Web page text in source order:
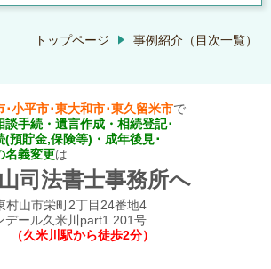
トップページ 事例紹介（目次一覧）
･小平市･東大和市･東久留米市で
談手続・遺言作成・相続登記･
(預貯金,保険等)・ 成年後見･
名義変更は
司法書士事務所へ
村山市栄町2丁目24番地4
米川part1 201号
ら徒歩2分）